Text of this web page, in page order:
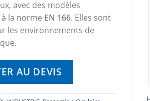
avec des modèles
la norme EN 166. Elles sont
les environnements de
AU DEVIS